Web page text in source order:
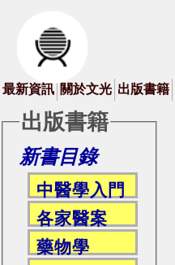
最新資訊 關於文光 出版書籍
出版書籍
新書目錄
中醫學入門
各家醫案
藥物學